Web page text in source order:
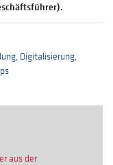
, Digitalisierung,
aus der